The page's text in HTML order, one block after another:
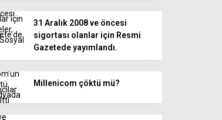
31 Aralık 2008 ve öncesi
sigortası olanlar için Resmi
Gazetede yayımlandı.
Millenicom çöktü mü?